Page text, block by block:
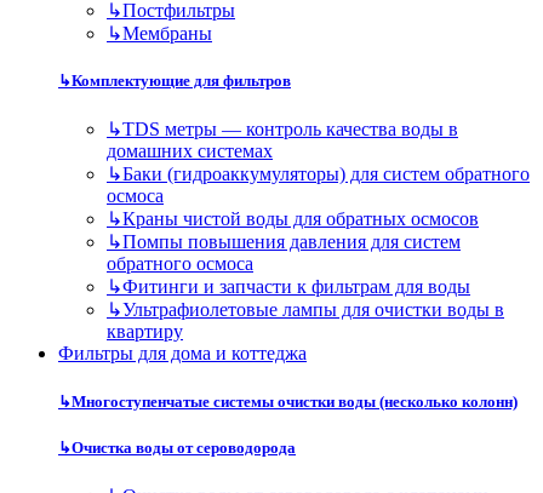
↳Постфильтры
↳Мембраны
↳Комплектующие для фильтров
↳TDS метры — контроль качества воды в
домашних системах
↳Баки (гидроаккумуляторы) для систем обратного
осмоса
↳Краны чистой воды для обратных осмосов
↳Помпы повышения давления для систем
обратного осмоса
↳Фитинги и запчасти к фильтрам для воды
↳Ультрафиолетовые лампы для очистки воды в
квартиру
Фильтры для дома и коттеджа
↳Многоступенчатые системы очистки воды (несколько колонн)
↳Очистка воды от сероводорода